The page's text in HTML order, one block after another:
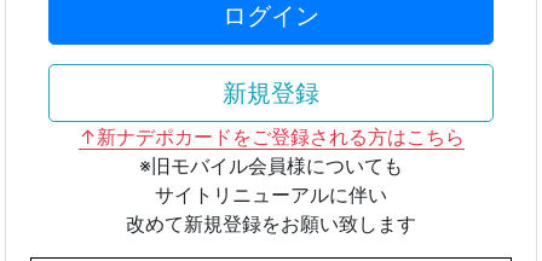
ログイン
新規登録
↑新ナデポカードをご登録される方はこちら
※旧モバイル会員様についても
サイトリニューアルに伴い
改めて新規登録をお願い致します